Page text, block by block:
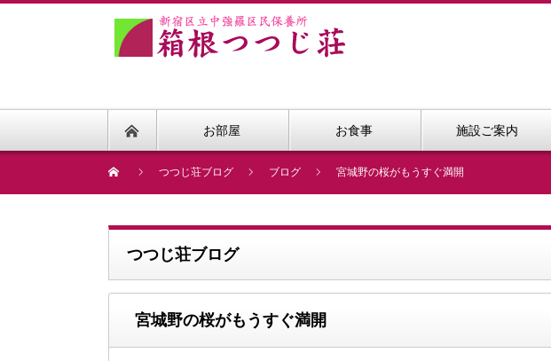
お部屋 お食事 施設ご案内
つつじ荘ブログ ブログ 宮城野の桜がもうすぐ満開
つつじ荘ブログ
宮城野の桜がもうすぐ満開